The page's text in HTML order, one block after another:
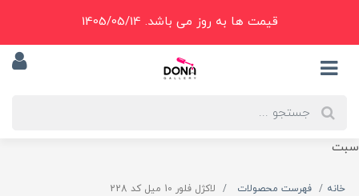
سبت
قیمت ها به روز می باشد. 1405/05/14
خانه فهرست محصولات لاکژل فلور 10 ميل کد 228